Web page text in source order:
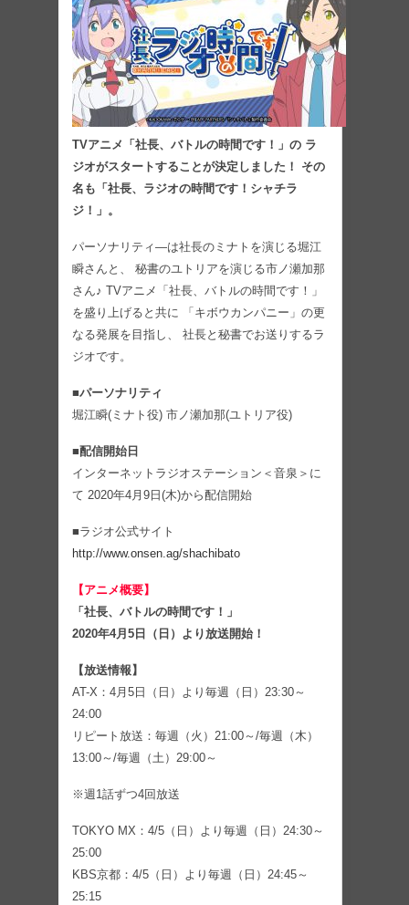
TVアニメ「社長、バトルの時間です！」の ラ
ジオがスタートすることが決定しました！ その
名も「社長、ラジオの時間です！シャチラ
ジ！」。
パーソナリティ―は社長のミナトを演じる堀江
瞬さんと、 秘書のユトリアを演じる市ノ瀬加那
さん♪ TVアニメ「社長、バトルの時間です！」
を盛り上げると共に 「キボウカンパニー」の更
なる発展を目指し、 社長と秘書でお送りするラ
ジオです。
■パーソナリティ
堀江瞬(ミナト役) 市ノ瀬加那(ユトリア役)
■配信開始日
インターネットラジオステーション＜音泉＞に
て 2020年4月9日(木)から配信開始
■ラジオ公式サイト
http://www.onsen.ag/shachibato
【アニメ概要】
「社長、バトルの時間です！」
2020年4月5日（日）より放送開始！
【放送情報】
AT-X：4月5日（日）より毎週（日）23:30～
24:00
リピート放送：毎週（火）21:00～/毎週（木）
13:00～/毎週（土）29:00～
※週1話ずつ4回放送
TOKYO MX：4/5（日）より毎週（日）24:30～
25:00
KBS京都：4/5（日）より毎週（日）24:45～
25:15